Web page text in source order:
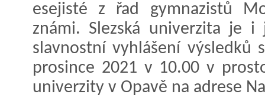
esejisté z řad gymnazistů
známi. Slezská univerzita je i
slavnostní vyhlášení výsledků
prosince 2021 v 10.00 v
univerzity v Opavě na adrese